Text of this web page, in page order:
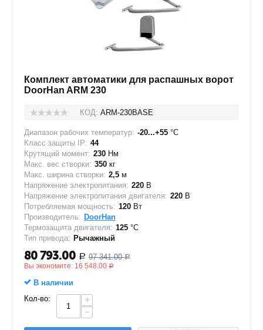
Комплект автоматики для распашных ворот
DoorHan ARM 230
КОД: ARM-230BASE
Диапазон рабочих температур: -20...+55 °C
Класс защиты IP: 44
Крутящий момент: 230 Нм
Макс. вес створки: 350 кг
Макс. ширина створки: 2,5 м
Напряжение электропитания: 220 В
Напряжение электропитания двигателя: 220 В
Потребляемая мощность: 120 Вт
Производитель: DoorHan
Термозащита двигателя: 125 °C
Тип привода: Рычажный
80 793.00 Р 97 341.00 Р
Вы экономите: 16 548.00 Р
В наличии
Кол-во:
+
−